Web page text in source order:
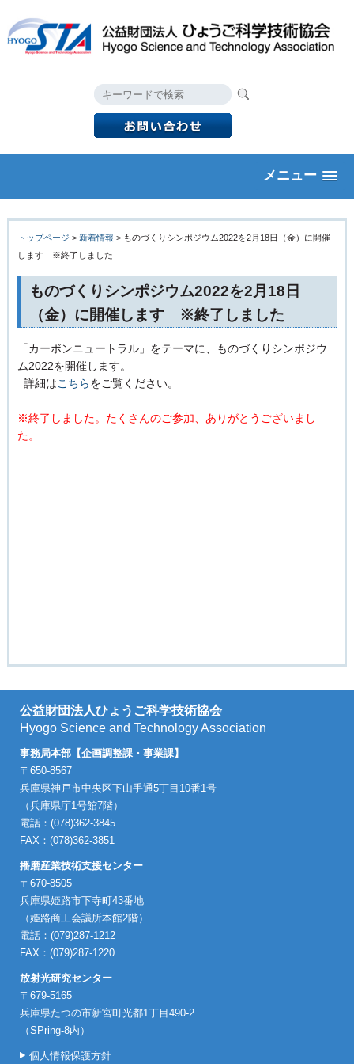
メニュー
トップページ > 新着情報 > ものづくりシンポジウム2022を2月18日（金）に開催
します ※終了しました
ものづくりシンポジウム2022を2月18日
（金）に開催します ※終了しました
「カーボンニュートラル」をテーマに、ものづくりシンポジウ
ム2022を開催します。
詳細はこちらをご覧ください。
※終了しました。たくさんのご参加、ありがとうございまし
た。
公益財団法人ひょうご科学技術協会
Hyogo Science and Technology Association
事務局本部【企画調整課・事業課】
〒650-8567
兵庫県神戸市中央区下山手通5丁目10番1号
（兵庫県庁1号館7階）
電話：(078)362-3845
FAX：(078)362-3851
播磨産業技術支援センター
〒670-8505
兵庫県姫路市下寺町43番地
（姫路商工会議所本館2階）
電話：(079)287-1212
FAX：(079)287-1220
放射光研究センター
〒679-5165
兵庫県たつの市新宮町光都1丁目490-2
（SPring-8内）
個人情報保護方針